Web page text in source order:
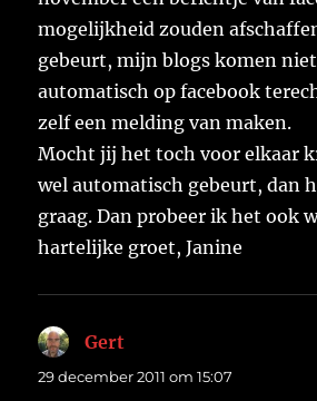
mogelijkheid zouden
gebeurt, mijn blogs komen
automatisch op facebook
zelf een melding van maken.
Mocht jij het toch voor elkaar
wel automatisch gebeurt, dan
graag. Dan probeer ik het ook
hartelijke groet, Janine
Gert
29 december 2011 om 15:07